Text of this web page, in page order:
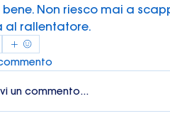
Non riesco mai a
al rallentatore.
un commento...